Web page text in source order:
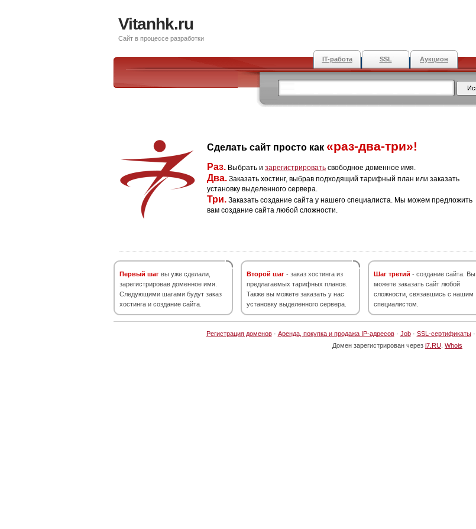
Vitanhk.ru
Сайт в процессе разработки
IT-работа SSL Аукцион
Сделать сайт просто как «раз-два-три»!
Раз. Выбрать и зарегистрировать свободное доменное имя.
Два. Заказать хостинг, выбрав подходящий тарифный план или заказать
установку выделенного сервера.
Три. Заказать создание сайта у нашего специалиста. Мы можем предложить
вам создание сайта любой сложности.
Первый шаг вы уже сделали,
зарегистрировав доменное имя.
Следующими шагами будут заказ
хостинга и создание сайта.
Второй шаг - заказ хостинга из
предлагаемых тарифных планов.
Также вы можете заказать у нас
установку выделенного сервера.
Шаг третий - создание сайта. Вы
можете заказать сайт любой
сложности, связавшись с нашим
специалистом.
Регистрация доменов· Аренда, покупка и продажа IP-адресов· Job· SSL-сертификаты·
Домен зарегистрирован через i7.RU Whois